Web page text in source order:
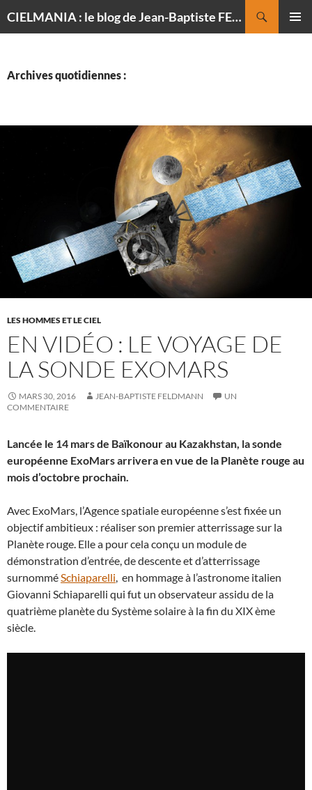
CIELMANIA : le blog de Jean-Baptiste FELDMANN, photographe du ciel
Archives quotidiennes :
LES HOMMES ET LE CIEL
EN VIDÉO : LE VOYAGE DE
LA SONDE EXOMARS
MARS 30, 2016 JEAN-BAPTISTE FELDMANN
UN
COMMENTAIRE
Lancée le 14 mars de Baïkonour au Kazakhstan, la sonde
européenne ExoMars arrivera en vue de la Planète rouge au
mois d’octobre prochain.
Avec ExoMars, l’Agence spatiale européenne s’est fixée un
objectif ambitieux : réaliser son premier atterrissage sur la
Planète rouge. Elle a pour cela conçu un module de
démonstration d’entrée, de descente et d’atterrissage
surnomméSchiaparelli, en hommage à l’astronome italien
Giovanni Schiaparelli qui fut un observateur assidu de la
quatrième planète du Système solaire à la fin du XIX ème
siècle.